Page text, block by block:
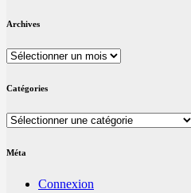
Archives
Archives
Catégories
Catégories
Méta
Connexion